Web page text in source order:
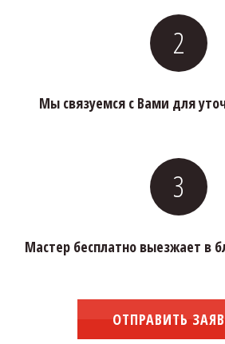
Мы связуемся с Вами для
Мастер бесплатно выезжает в
ОТПРАВИТЬ